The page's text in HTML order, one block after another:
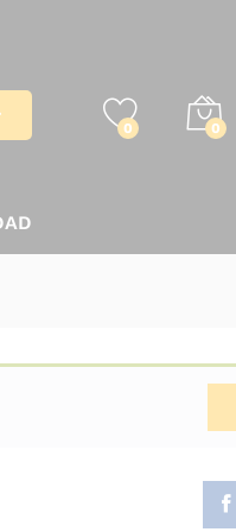
0 0